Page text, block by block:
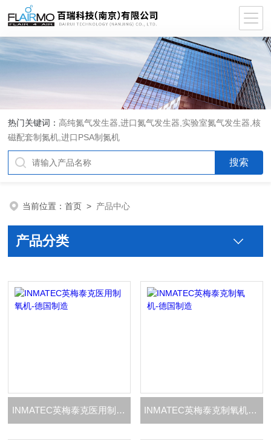
热门关键词： 高纯氮气发生器,进口氮气发生器,实验室氮气发生器,核
磁配套制氮机,进口PSA制氮机
当前位置：首页 > 产品中心
产品分类
INMATEC英梅泰克医用制氧机-德国制造 INMATEC英梅泰克制氧机-德国制造